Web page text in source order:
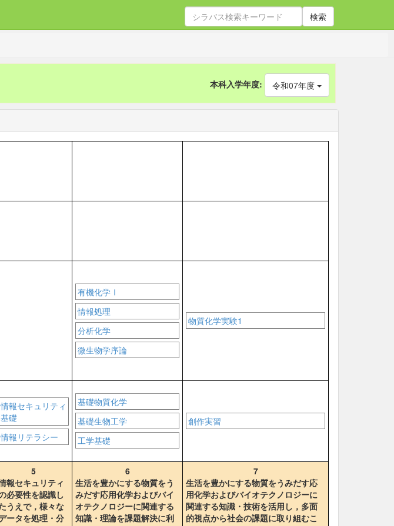
検索
本科入学年度: 令和07年度
有機化学Ⅰ
情報処理
分析化学
微生物学序論
物質化学実験1
情報セキュリティ
基礎
情報リテラシー
基礎物質化学
基礎生物工学
工学基礎
創作実習
5
報セキュリティ
必要性を認識し
うえで，様々な
ータを処理・分
6
生活を豊かにする物質をう
みだす応用化学およびバイ
オテクノロジーに関連する
知識・理論を課題解決に利
7
生活を豊かにする物質をうみだす応
用化学およびバイオテクノロジーに
関連する知識・技術を活用し，多面
的視点から社会の課題に取り組むこ